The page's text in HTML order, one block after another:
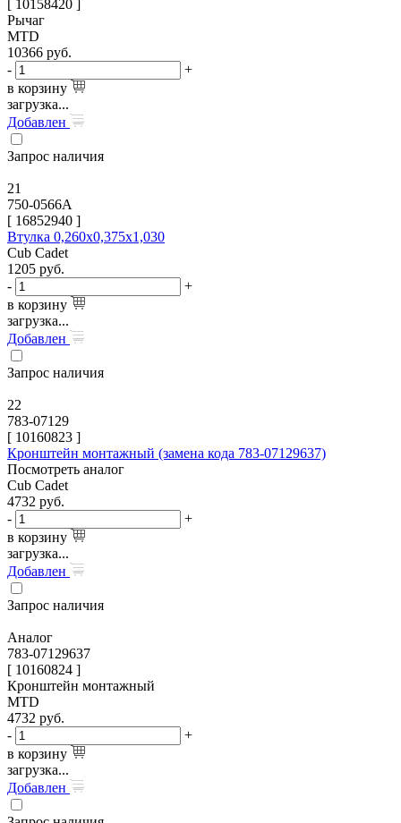
[ 10158420 ]
Рычаг
MTD
10366 руб.
-
+
в корзину
загрузка...
Добавлен
Запрос наличия
21
750-0566A
[ 16852940 ]
Втулка 0,260х0,375х1,030
Cub Cadet
1205 руб.
-
+
в корзину
загрузка...
Добавлен
Запрос наличия
22
783-07129
[ 10160823 ]
Кронштейн монтажный (замена кода 783-07129637)
Посмотреть аналог
Cub Cadet
4732 руб.
-
+
в корзину
загрузка...
Добавлен
Запрос наличия
Аналог
783-07129637
[ 10160824 ]
Кронштейн монтажный
MTD
4732 руб.
-
+
в корзину
загрузка...
Добавлен